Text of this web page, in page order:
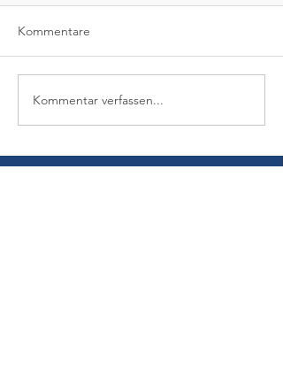
Kommentare
Kommentar verfassen...